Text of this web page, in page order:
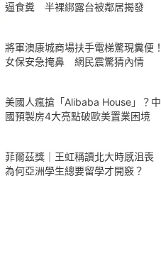
逼食糞 半裸綁露台被鄰居揭發
將軍澳康城商場扶手電梯驚現糞便！
女保安急掩鼻 網民震驚猜內情
美國人瘋搶「Alibaba House」？中
國預製房4大亮點破歐美置業困境
菲爾茲獎｜王虹稱讀北大時感沮喪
為何亞洲學生總要留學才開竅？